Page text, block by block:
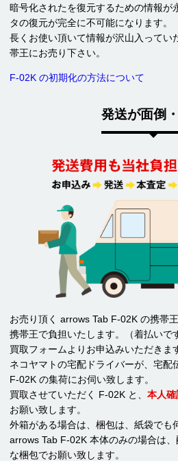
暗号化されたを復元するための情報が
タの復元が完全に不可能になります。
長くお使い頂いて情報が沢山入ってい
帯王にお売り下さい。
F-02K の初期化の方法について
発送が面倒
お売り頂く arrows Tab F-02K の携帯
携帯王で負担いたします。（着払いで
買取フォームよりお申込みいただきま
ネコヤマトの宅配ドライバーが、宅配
F-02K の集荷にお伺い致します。
買取させていただく F-02K と、 本人
お願い致します。
外箱がある場合は、梱包は、紙袋でも
arrows Tab F-02K 本体のみの場合は
な梱包でお願い致します。